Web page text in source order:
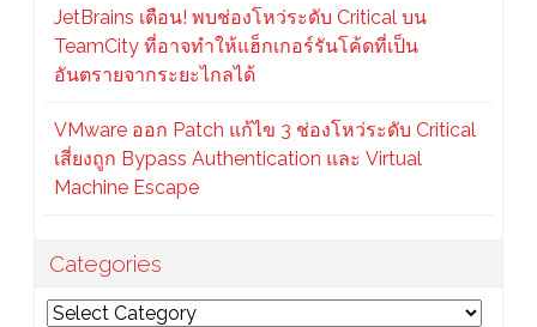
JetBrains เตือน! พบช่องโหว่ระดับ Critical บน
TeamCity ที่อาจทำให้แฮ็กเกอร์รันโค้ดที่เป็น
อันตรายจากระยะไกลได้
VMware ออก Patch แก้ไข 3 ช่องโหว่ระดับ Critical
เสี่ยงถูก Bypass Authentication และ Virtual
Machine Escape
Categories
Categories